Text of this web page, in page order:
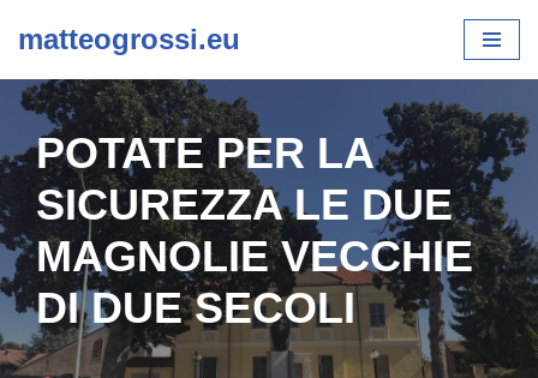
al
contenuto
matteogrossi.eu
POTATE PER LA
SICUREZZA LE DUE
MAGNOLIE VECCHIE
DI DUE SECOLI